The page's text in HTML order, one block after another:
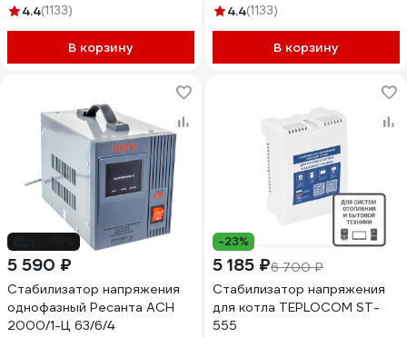
4.4(1133)
В корзину
4.4(1133)
В корзину
5 590 ₽
Стабилизатор напряжения
однофазный Ресанта АСН
2000/1-Ц 63/6/4
-23%
5 185 ₽6 700 ₽
Стабилизатор напряжения
для котла TEPLOCOM ST-
555